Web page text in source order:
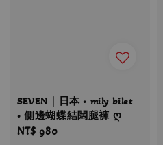
SEVEN｜日本 • mily bilet
• 側邊蝴蝶結闊腿褲 ღ
Regular
NT$ 980